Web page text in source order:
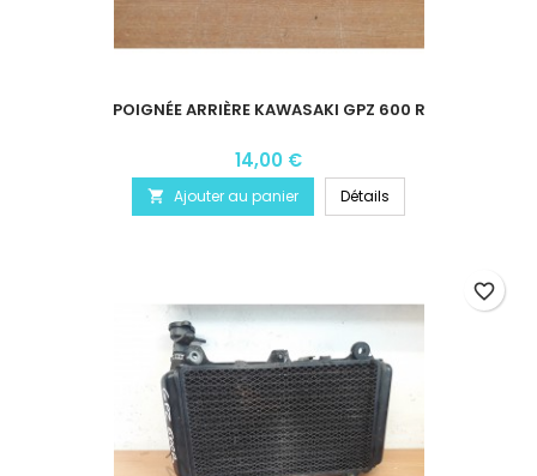
POIGNÉE ARRIÈRE KAWASAKI GPZ 600 R
14,00 €
 Ajouter au panier Détails
favorite_border